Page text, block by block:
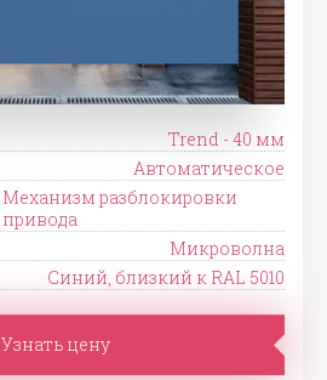
Trend - 40 мм
Автоматическое
Механизм разблокировки
привода
Микроволна
Синий, близкий к RAL 5010
Узнать цену